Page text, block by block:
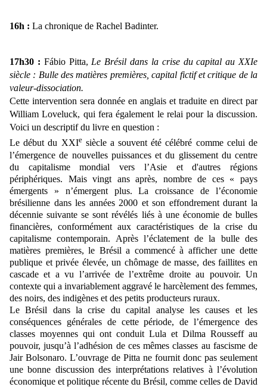
16h : La chronique de Rachel Badinter.
17h30 : Fábio Pitta, Le Brésil dans la crise du capital au XXIe
siècle : Bulle des matières premières, capital fictif et critique de la
valeur-dissociation.
Cette intervention sera donnée en anglais et traduite en direct par
William Loveluck, qui fera également le relai pour la discussion.
Voici un descriptif du livre en question :
Le début du XXIesiècle a souvent été célébré comme celui de
l’émergence de nouvelles puissances et du glissement du centre
du capitalisme mondial vers l’Asie et d'autres régions
périphériques. Mais vingt ans après, nombre de ces « pays
émergents » n’émergent plus. La croissance de l’économie
brésilienne dans les années 2000 et son effondrement durant la
décennie suivante se sont révélés liés à une économie de bulles
financières, conformément aux caractéristiques de la crise du
capitalisme contemporain. Après l’éclatement de la bulle des
matières premières, le Brésil a commencé à afficher une dette
publique et privée élevée, un chômage de masse, des faillites en
cascade et a vu l’arrivée de l’extrême droite au pouvoir. Un
contexte qui a invariablement aggravé le harcèlement des femmes,
des noirs, des indigènes et des petits producteurs ruraux.
Le Brésil dans la crise du capital analyse les causes et les
conséquences générales de cette période, de l’émergence des
classes moyennes qui ont conduit Lula et Dilma Rousseff au
pouvoir, jusqu’à l’adhésion de ces mêmes classes au fascisme de
Jair Bolsonaro. L’ouvrage de Pitta ne fournit donc pas seulement
une bonne discussion des interprétations relatives à l’évolution
économique et politique récente du Brésil, comme celles de David